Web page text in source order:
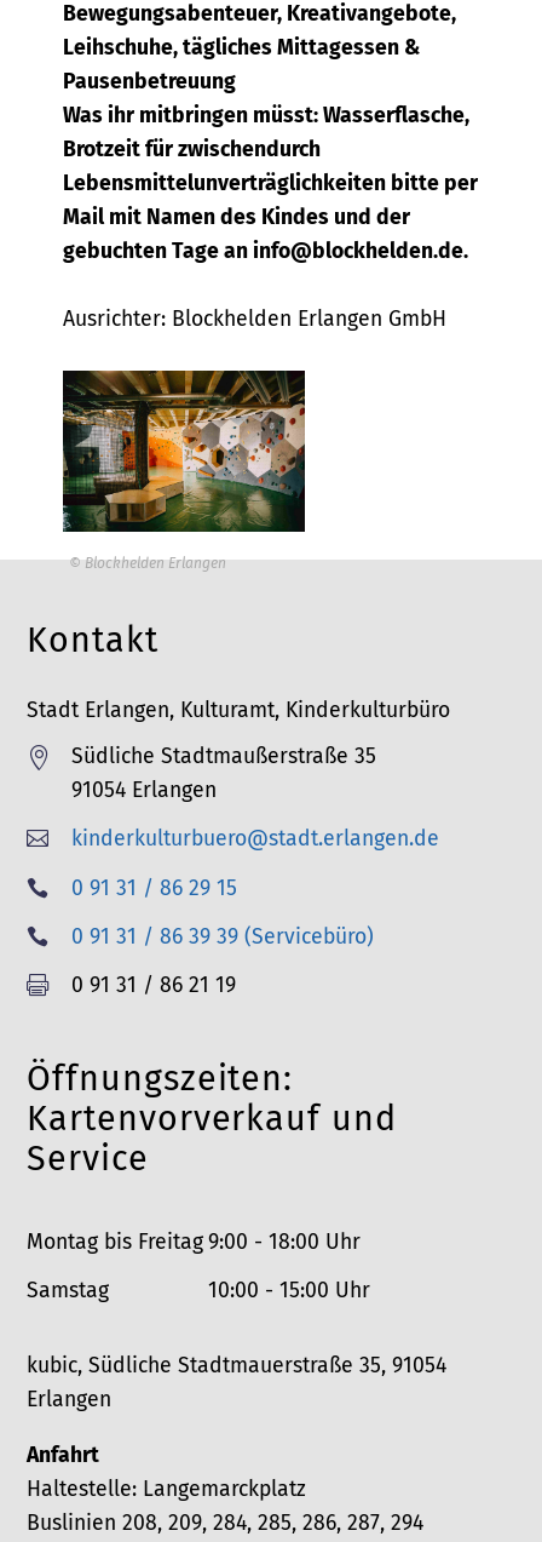
Bewegungsabenteuer, Kreativangebote,
Leihschuhe, tägliches Mittagessen &
Pausenbetreuung
Was ihr mitbringen müsst: Wasserflasche,
Brotzeit für zwischendurch
Lebensmittelunverträglichkeiten bitte per
Mail mit Namen des Kindes und der
gebuchten Tage an info@blockhelden.de.
Ausrichter: Blockhelden Erlangen GmbH
© Blockhelden Erlangen
Kontakt
Stadt Erlangen, Kulturamt, Kinderkulturbüro

Südliche Stadtmaußerstraße 35
91054 Erlangen
 kinderkulturbuero@stadt.erlangen.de

T
e
o
n
0 91 31 / 86 29 15

T
f
o
n
0 91 31 / 86 39 39 (Servicebüro)

F
0 91 31 / 86 21 19
Öffnungszeiten:
Kartenvorverkauf und
Service
Montag bis Freitag 9:00 - 18:00 Uhr
Samstag
10:00 - 15:00 Uhr
kubic, Südliche Stadtmauerstraße 35, 91054
Erlangen
Anfahrt
Haltestelle: Langemarckplatz
Buslinien 208, 209, 284, 285, 286, 287, 294